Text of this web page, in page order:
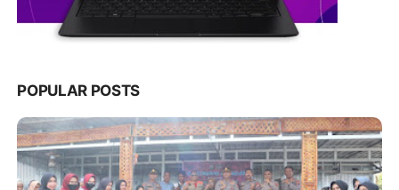
POPULAR POSTS